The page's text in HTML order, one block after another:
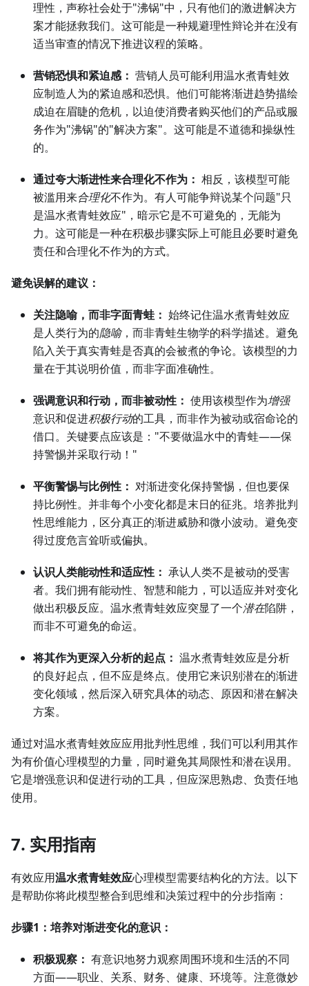
理性，声称社会处于"沸锅"中，只有他们的激进解决方
案才能拯救我们。这可能是一种规避理性辩论并在没有
适当审查的情况下推进议程的策略。
营销恐惧和紧迫感： 营销人员可能利用温水煮青蛙效
应制造人为的紧迫感和恐惧。他们可能将渐进趋势描绘
成迫在眉睫的危机，以迫使消费者购买他们的产品或服
务作为"沸锅"的"解决方案"。这可能是不道德和操纵性
的。
通过夸大渐进性来合理化不作为： 相反，该模型可能
被滥用来合理化不作为。有人可能争辩说某个问题"只
是温水煮青蛙效应"，暗示它是不可避免的，无能为
力。这可能是一种在积极步骤实际上可能且必要时避免
责任和合理化不作为的方式。
避免误解的建议：
关注隐喻，而非字面青蛙： 始终记住温水煮青蛙效应
是人类行为的隐喻，而非青蛙生物学的科学描述。避免
陷入关于真实青蛙是否真的会被煮的争论。该模型的力
量在于其说明价值，而非字面准确性。
强调意识和行动，而非被动性： 使用该模型作为增强
意识和促进积极行动的工具，而非作为被动或宿命论的
借口。关键要点应该是："不要做温水中的青蛙——保
持警惕并采取行动！"
平衡警惕与比例性： 对渐进变化保持警惕，但也要保
持比例性。并非每个小变化都是末日的征兆。培养批判
性思维能力，区分真正的渐进威胁和微小波动。避免变
得过度危言耸听或偏执。
认识人类能动性和适应性： 承认人类不是被动的受害
者。我们拥有能动性、智慧和能力，可以适应并对变化
做出积极反应。温水煮青蛙效应突显了一个潜在陷阱，
而非不可避免的命运。
将其作为更深入分析的起点： 温水煮青蛙效应是分析
的良好起点，但不应是终点。使用它来识别潜在的渐进
变化领域，然后深入研究具体的动态、原因和潜在解决
方案。
通过对温水煮青蛙效应应用批判性思维，我们可以利用其作
为有价值心理模型的力量，同时避免其局限性和潜在误用。
它是增强意识和促进行动的工具，但应深思熟虑、负责任地
使用。
7. 实用指南
有效应用温水煮青蛙效应心理模型需要结构化的方法。以下
是帮助你将此模型整合到思维和决策过程中的分步指南：
步骤1：培养对渐进变化的意识：
积极观察： 有意识地努力观察周围环境和生活的不同
方面——职业、关系、财务、健康、环境等。注意微妙